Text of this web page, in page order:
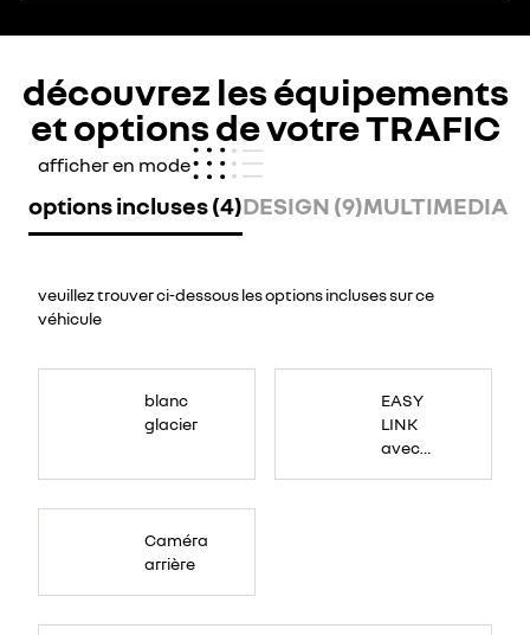
découvrez les équipements
et options de votre TRAFIC
afficher en mode
options incluses (4)DESIGN (9)MULTIMEDIA
veuillez trouver ci-dessous les options incluses sur ce
véhicule
blanc
glacier
EASY
LINK
avec
Caméra
arrière